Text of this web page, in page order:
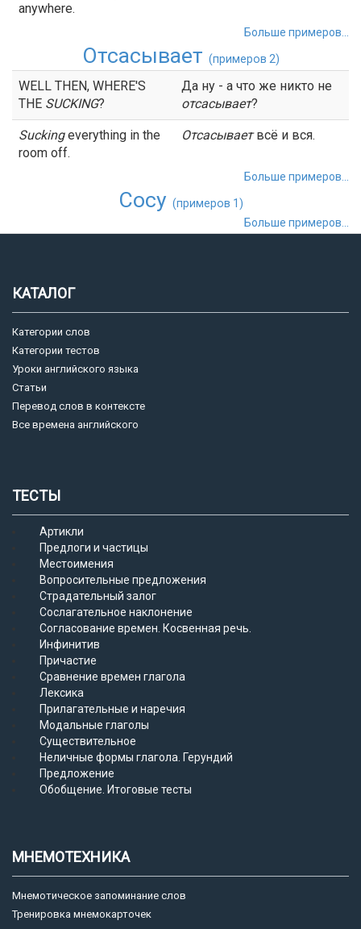
anywhere.
Больше примеров...
Отсасывает (примеров 2)
WELL THEN, WHERE'S
THE SUCKING?
Да ну - а что же никто не
отсасывает?
Suckingeverything in the
room off.
Отсасываетвсё и вся.
Больше примеров...
Сосу (примеров 1)
Больше примеров...
КАТАЛОГ
Категории слов
Категории тестов
Уроки английского языка
Статьи
Перевод слов в контексте
Все времена английского
ТЕСТЫ
Артикли
Предлоги и частицы
Местоимения
Вопросительные предложения
Страдательный залог
Сослагательное наклонение
Согласование времен. Косвенная речь.
Инфинитив
Причастие
Сравнение времен глагола
Лексика
Прилагательные и наречия
Модальные глаголы
Существительное
Неличные формы глагола. Герундий
Предложение
Обобщение. Итоговые тесты
МНЕМОТЕХНИКА
Мнемотическое запоминание слов
Тренировка мнемокарточек